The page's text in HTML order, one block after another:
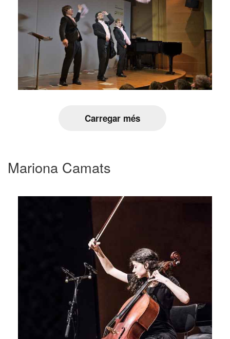
Carregar més
Mariona Camats